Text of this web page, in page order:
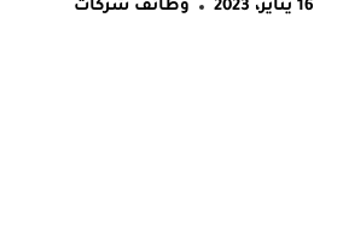
16 يناير، 2023 وظائف شركات